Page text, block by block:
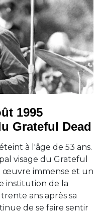
1995
Grateful Dead
à l'âge de 53 ans.
visage du Grateful
œuvre immense et un
institution de la
ans après sa
de se faire sentir